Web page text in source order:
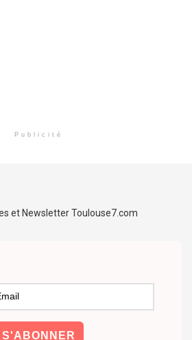
Publicité
et Newsletter Toulouse7.com